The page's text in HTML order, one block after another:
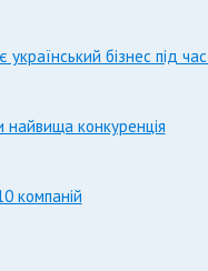
бізнес під час
найвища конкуренція
компаній